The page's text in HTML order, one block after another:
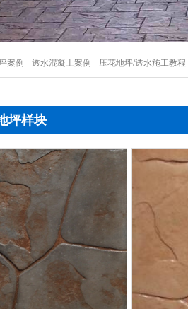
案例 | 透水混凝土案例 | 压花地坪/透水施工教程
坪样块